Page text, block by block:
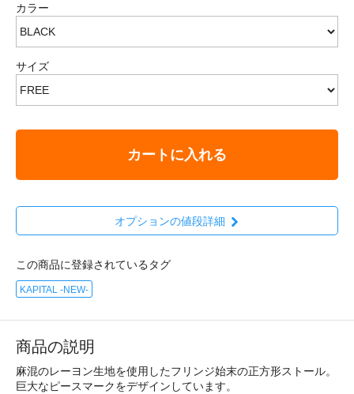
カラー
サイズ
カートに入れる
オプションの値段詳細
この商品に登録されているタグ
KAPITAL -NEW-
商品の説明
麻混のレーヨン生地を使用したフリンジ始末の正方形ストール。
巨大なピースマークをデザインしています。